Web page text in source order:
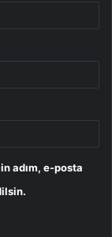
adım, e-posta